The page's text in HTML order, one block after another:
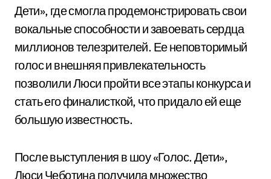
Дети», где смогла продемонстрировать свои
вокальные способности и завоевать сердца
миллионов телезрителей. Ее неповторимый
голос и внешняя привлекательность
позволили Люси пройти все этапы конкурса и
стать его финалисткой, что придало ей еще
большую известность.
После выступления в шоу «Голос. Дети»,
Люси Чеботина получила множество